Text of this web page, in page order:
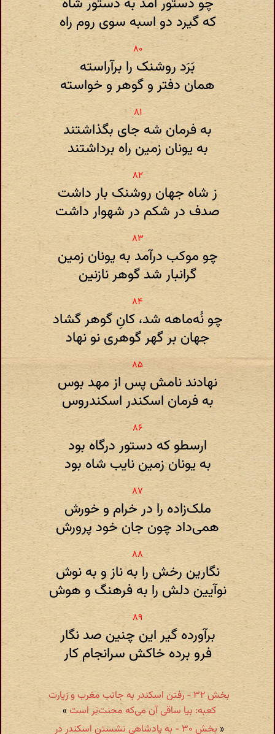
که گیرد دو اسبه سوی روم راه
بَرَد روشنک را برآراسته
همان دفتر و گوهر و خواسته
به فرمان شه جای بگذاشتند
به یونان زمین راه برداشتند
ز شاه جهان روشنک بار داشت
صدف در شکم در شهوار داشت
چو موکب درآمد به یونان زمین
گرانبار شد گوهر نازنین
چو نُه‌ماهه شد، کانِ گوهر گشاد
جهان بر گهر گوهری نو نهاد
نهادند نامش پس از مهد بوس
به فرمان اسکندر اسکندروس
ارسطو که دستور درگاه بود
به یونان زمین نایب شاه بود
ملک‌زاده را در خرام و خورش
همی‌داد چون جان خود پرورش
نگارین رخش را به ناز و به نوش
نوآیین دلش را به فرهنگ و هوش
برآورده گیر این چنین صد نگار
فرو برده خاکش سرانجام کار
بخش ۳۲ - رفتن اسکندر به جانب مغرب و زیارت
کعبه: بیا ساقی آن می‌که محنت‌بَر است»
«
بخش ۳۰ - به پادشاهی نشستن اسکندر در